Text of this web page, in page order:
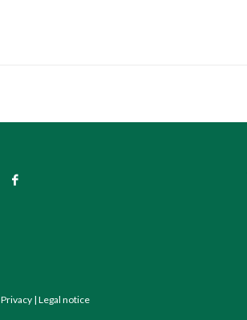
Privacy| Legal notice